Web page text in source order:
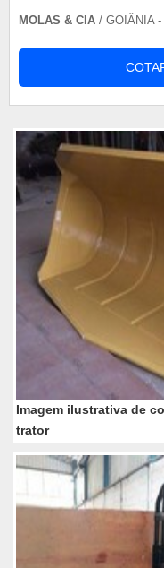
MOLAS & CIA / GOIÂNIA -
Imagem ilustrativa de
trator